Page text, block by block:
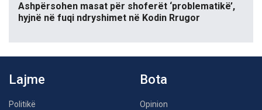
Ashpërsohen masat për shoferët ‘problematikë’,
hyjnë në fuqi ndryshimet në Kodin Rrugor
Lajme
Politikë
Bota
Opinion